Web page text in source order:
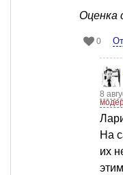
Оценка
0
8
На
их